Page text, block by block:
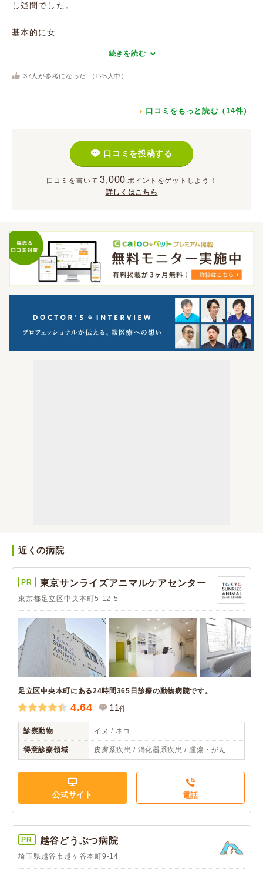
し疑問でした。
基本的に女...
続きを読む
37 人が参考になった （ 125 人中）
口コミをもっと読む（14件）
口コミを投稿する
口コミを書いて 3,000 ポイント をゲットしよう！
詳しくはこちら
近くの病院
PR 東京サンライズアニマルケアセンター
東京都足立区中央本町5-12-5
足立区中央本町にある24時間365日診療の動物病院です。
4.64 11件
診察動物 イヌ / ネコ
得意診察領域 皮膚系疾患 / 消化器系疾患 / 腫瘍・がん
公式サイト 電話
PR 越谷どうぶつ病院
埼玉県越谷市越ヶ谷本町9-14